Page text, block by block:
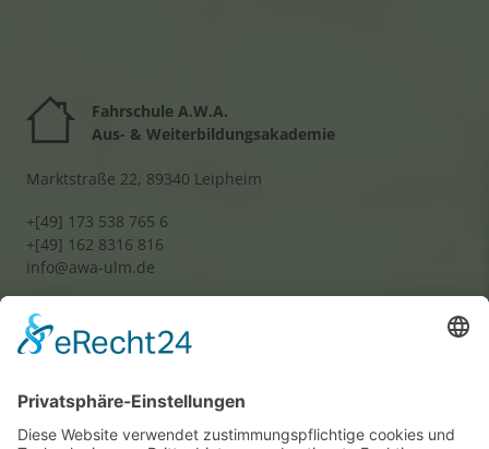
powered by Usercentrics Consent
Management Platform
&eRecht24
Fahrschule A.W.A.
Aus- & Weiterbildungsakademie
Marktstraße 22, 89340 Leipheim
+[49] 173 538 765 6
+[49] 162 8316 816
info@awa-ulm.de
Wir benötigen Ihre
Google Maps-Service zu
laden!